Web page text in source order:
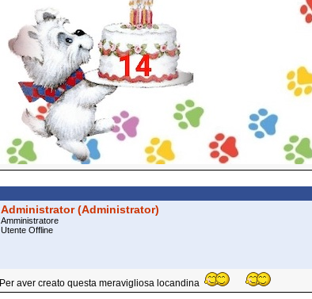
Administrator (Administrator)
Amministratore
Utente Offline
aver creato questa meravigliosa locandina